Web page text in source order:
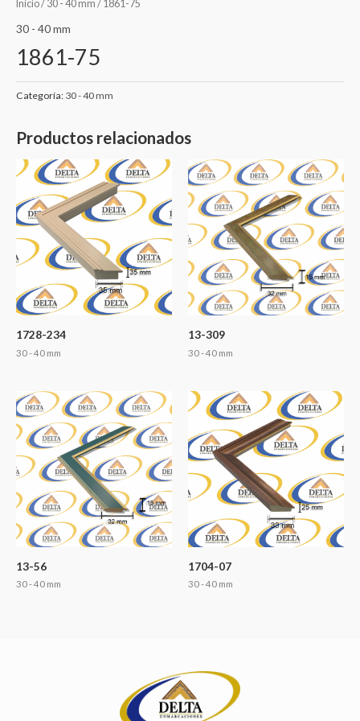
Inicio/ 30 - 40 mm / 1861-75
30 - 40 mm
1861-75
Categoría: 30 - 40 mm
Productos relacionados
1728-234
30 - 40 mm
13-309
30 - 40 mm
13-56
30 - 40 mm
1704-07
30 - 40 mm